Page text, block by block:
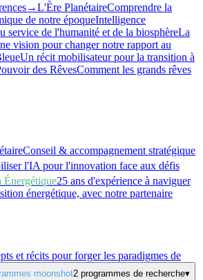
→L'Ère PlanétaireComprendre la
de notre époqueIntelligence
service de l'humanité et de la biosphèreLa
vision pour changer notre rapport au
Un récit mobilisateur pour la transition à
des RêvesComment les grands rêves
Conseil & accompagnement stratégique
l'IA pour l'innovation face aux défis
Énergétique25 ans d'expérience à naviguer
énergétique, avec notre partenaire
et récits pour forger les paradigmes de
moonshot2 programmes de recherche▾